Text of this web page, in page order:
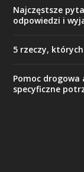
Najczęstsze
odpowiedzi i
5 rzeczy,
Pomoc drogowa
specyficzne